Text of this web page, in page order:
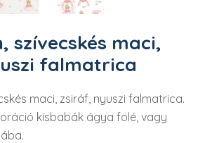
szívecskés maci,
falmatrica
maci, zsiráf, nyuszi falmatrica.
kisbabák ágya fölé, vagy